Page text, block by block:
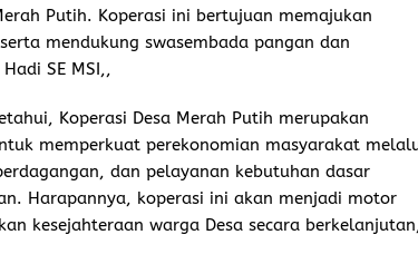
Putih. Koperasi ini bertujuan memajukan
mendukung swasembada pangan dan
SE MSI,,
Koperasi Desa Merah Putih merupakan
memperkuat perekonomian masyarakat
dan pelayanan kebutuhan dasar
Harapannya, koperasi ini akan menjadi motor
kesejahteraan warga Desa secara